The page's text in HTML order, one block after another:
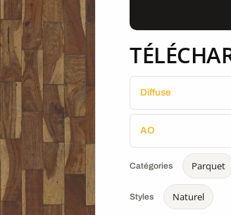
Diffuse
AO
Catégories Parquet
Styles Naturel